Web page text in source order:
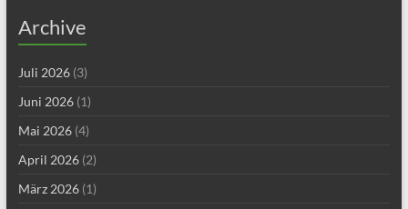
Archive
Juli 2026(3)
Juni 2026(1)
Mai 2026(4)
April 2026(2)
März 2026(1)